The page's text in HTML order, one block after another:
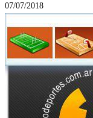
07/07/2018